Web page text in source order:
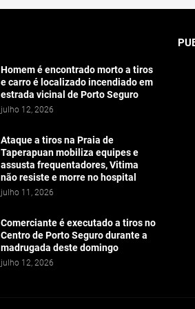
Homem é encontrado morto a tiros
e carro é localizado incendiado em
estrada vicinal de Porto Seguro
julho 12, 2026
Ataque a tiros na Praia de
Taperapuan mobiliza equipes e
assusta frequentadores, Vitima
não resiste e morre no hospital
julho 11, 2026
Comerciante é executado a tiros no
Centro de Porto Seguro durante a
madrugada deste domingo
julho 12, 2026